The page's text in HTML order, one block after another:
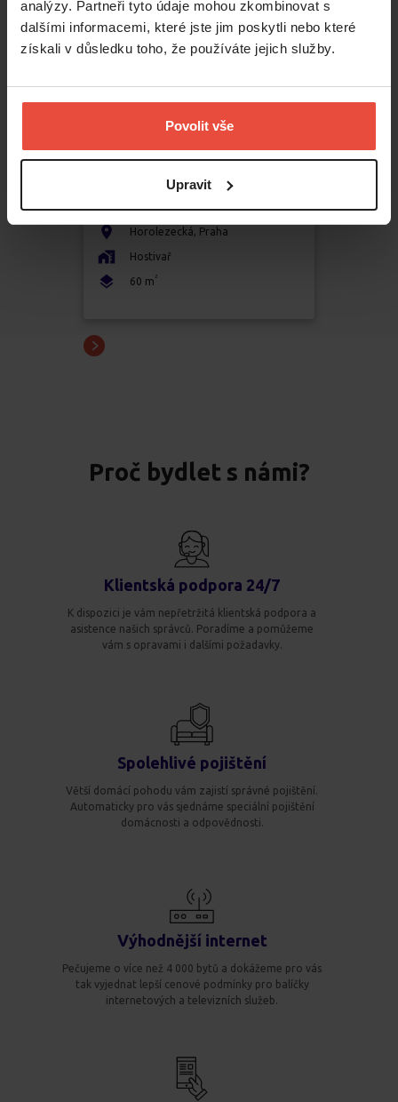
analýzy. Partneři tyto údaje mohou zkombinovat s
dalšími informacemi, které jste jim poskytli nebo které
získali v důsledku toho, že používáte jejich služby.
Povolit vše
Upravit
19 500 Kč
Horolezecká, Praha
Hostivař
60 m 2
Proč bydlet s námi?
Klientská podpora 24/7
K dispozici je vám nepřetržitá klientská podpora a
asistence našich správců. Poradíme a pomůžeme
vám s opravami i dalšími požadavky.
Spolehlivé pojištění
Větší domácí pohodu vám zajistí správné pojištění.
Automaticky pro vás sjednáme speciální pojištění
domácnosti a odpovědnosti.
Výhodnější internet
Pečujeme o více než 4 000 bytů a dokážeme pro vás
tak vyjednat lepší cenové podmínky pro balíčky
internetových a televizních služeb.